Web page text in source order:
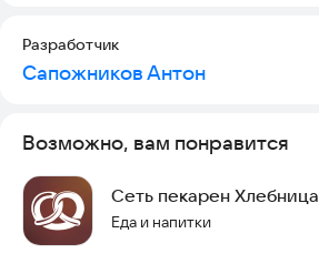
Разработчик
Сапожников Антон
Возможно, вам понравится
Сеть пекарен Хлебница
Еда и напитки